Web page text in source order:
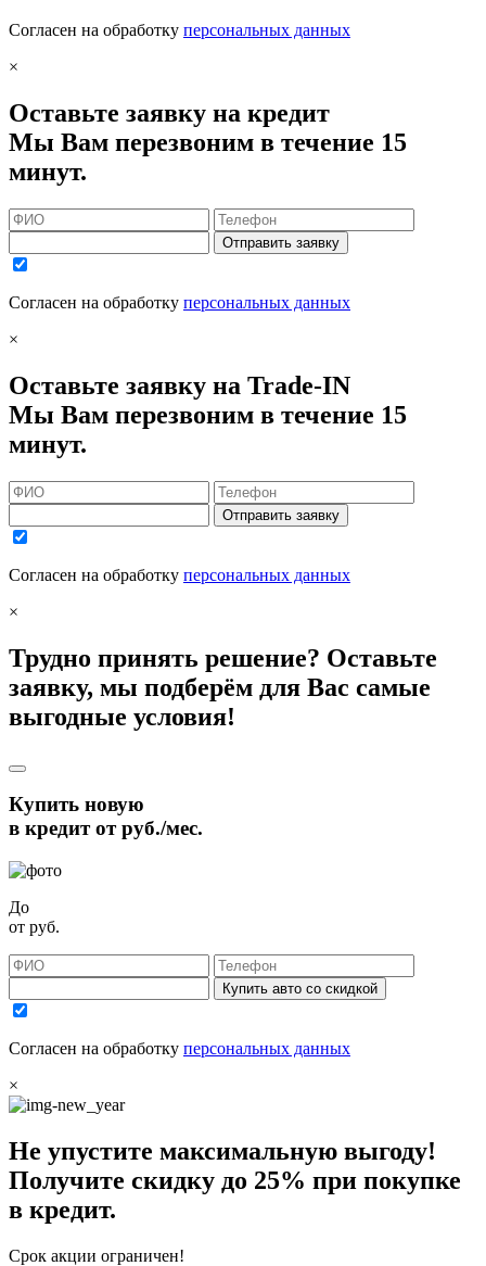
Согласен на обработку персональных данных
×
Оставьте заявку на кредит
Мы Вам перезвоним в течение 15
минут.
Отправить заявку
Согласен на обработку персональных данных
×
Оставьте заявку на Trade-IN
Мы Вам перезвоним в течение 15
минут.
Отправить заявку
Согласен на обработку персональных данных
×
Трудно принять решение? Оставьте
заявку, мы подберём для Вас самые
выгодные условия!
Купить новую
в кредит отруб./мес.
До
от руб.
Купить авто со скидкой
Согласен на обработку персональных данных
×
Не упустите максимальную выгоду!
Получите скидку до 25% при покупке
в кредит.
Срок акции ограничен!